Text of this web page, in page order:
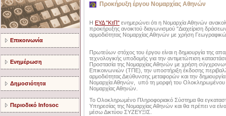
Επικοινωνία
Ενημέρωση
Δημοσιότητα
Περιοδικό Infosoc
Προκήρυξη έργου Νομαρχίας Αθηνών
Η ΕΥΔ "ΚτΠ" ενημερώνει ότι η Νομαρχία Αθηνών
προκήρυξης ανοικτού διαγωνισμού "Διαχείριση
αρμοδιότητας Νομαρχίας Αθηνών με χρήση
Πρωτεύων στόχος του έργου είναι η δημιουργία της
τεχνολογικής υποδομής για την αντιμετώπιση
Προστασία της Νομαρχίας Αθηνών με χρήση
Επικοινωνιών (ΤΠΕ), την υποστήριξη έκδοσης
αρμοδιότητας Διεύθυνσης μεταφορών και την
Νομαρχία Αθηνών, υπό τη μορφή του Ολοκληρωμένου
Νομαρχίας Αθηνών.
Το Ολοκληρωμένο Πληροφοριακό Σύστημα θα
Υπηρεσίας της Νομαρχίας Αθηνών και θα πρέπει να
μέσω Δικτύου ΣΥΖΕΥΞΙΣ.